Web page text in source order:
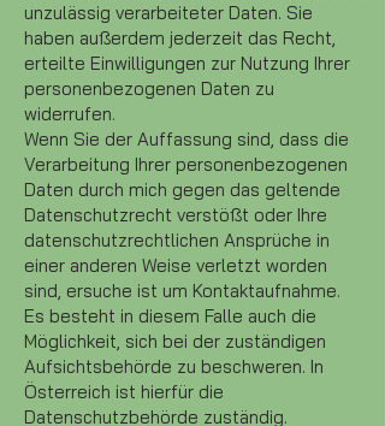
unzulässig verarbeiteter Daten. Sie
haben außerdem jederzeit das Recht,
erteilte Einwilligungen zur Nutzung Ihrer
personenbezogenen Daten zu
widerrufen.
Wenn Sie der Auffassung sind, dass die
Verarbeitung Ihrer personenbezogenen
Daten durch mich gegen das geltende
Datenschutzrecht verstößt oder Ihre
datenschutzrechtlichen Ansprüche in
einer anderen Weise verletzt worden
sind, ersuche ist um Kontaktaufnahme.
Es besteht in diesem Falle auch die
Möglichkeit, sich bei der zuständigen
Aufsichtsbehörde zu beschweren. In
Österreich ist hierfür die
Datenschutzbehörde zuständig.